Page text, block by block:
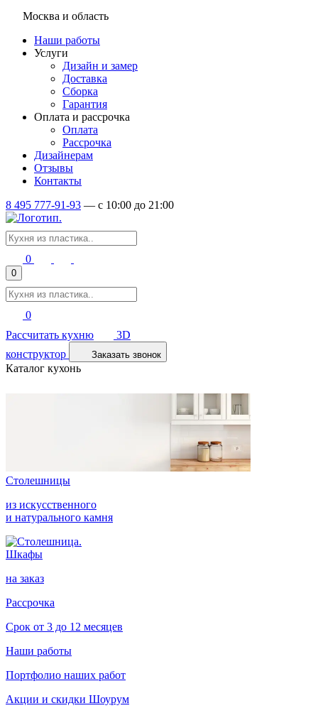
Москва и область
Наши работы
Услуги
Дизайн и замер
Доставка
Сборка
Гарантия
Оплата и рассрочка
Оплата
Рассрочка
Дизайнерам
Отзывы
Контакты
8 495 777-91-93 — c 10:00 до 21:00
0
0
0
Рассчитать кухню
3D
конструктор
Заказать звонок
Каталог кухонь
Столешницы
из искусственного
и натурального камня
Шкафы
на заказ
Рассрочка
Срок от 3 до 12 месяцев
Наши работы
Портфолио наших работ
Акции и скидки Шоурум